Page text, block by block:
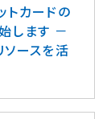
トカードの
します －
ースを活